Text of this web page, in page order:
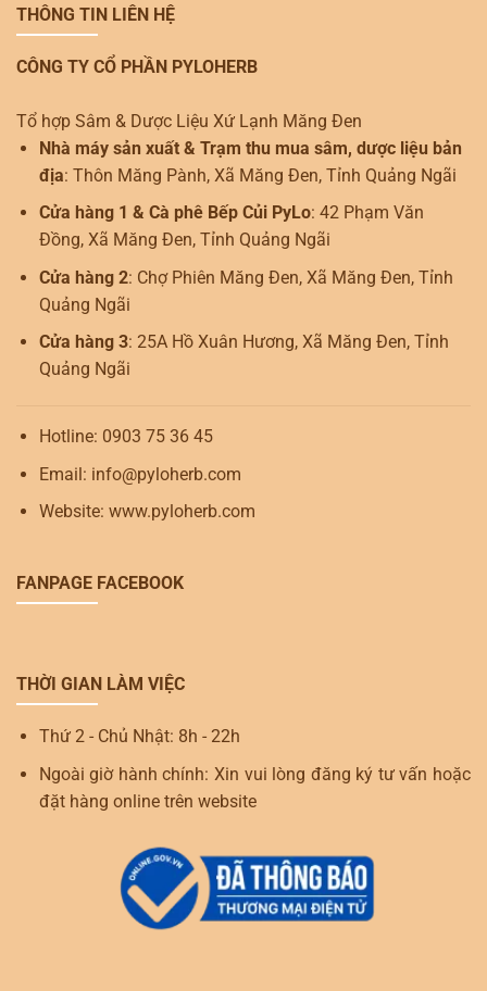
THÔNG TIN LIÊN HỆ
CÔNG TY CỔ PHẦN PYLOHERB
Tổ hợp Sâm & Dược Liệu Xứ Lạnh Măng Đen
Nhà máy sản xuất & Trạm thu mua sâm, dược liệu bản
địa: Thôn Măng Pành, Xã Măng Đen, Tỉnh Quảng Ngãi
Cửa hàng 1 & Cà phê Bếp Củi PyLo: 42 Phạm Văn
Đồng, Xã Măng Đen, Tỉnh Quảng Ngãi
Cửa hàng 2: Chợ Phiên Măng Đen, Xã Măng Đen, Tỉnh
Quảng Ngãi
Cửa hàng 3: 25A Hồ Xuân Hương, Xã Măng Đen, Tỉnh
Quảng Ngãi
Hotline: 0903 75 36 45
Email: info@pyloherb.com
Website: www.pyloherb.com
FANPAGE FACEBOOK
THỜI GIAN LÀM VIỆC
Thứ 2 - Chủ Nhật: 8h - 22h
Ngoài giờ hành chính: Xin vui lòng đăng ký tư vấn hoặc
đặt hàng online trên website